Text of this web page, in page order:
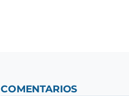
COMENTARIOS